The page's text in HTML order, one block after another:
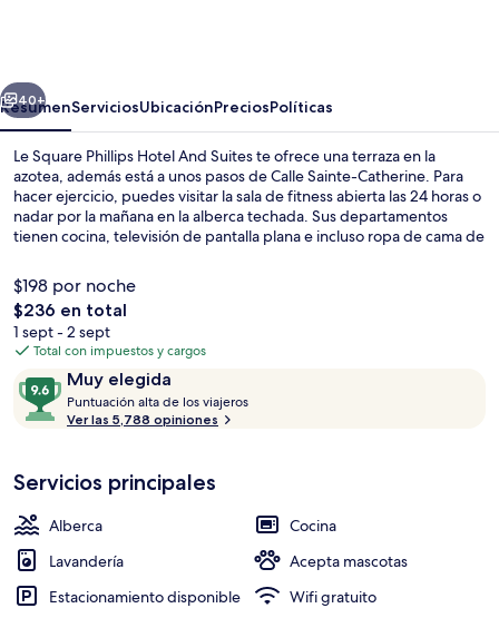
And
Suites
Siguiente
40+
ResumenServiciosUbicaciónPreciosPolíticas
Le Square Phillips Hotel And Suites te ofrece una terraza en la
azotea, además está a unos pasos de Calle Sainte-Catherine. Para
hacer ejercicio, puedes visitar la sala de fitness abierta las 24 horas o
nadar por la mañana en la alberca techada. Sus departamentos
tienen cocina, televisión de pantalla plana e incluso ropa de cama de
propiedad por sus atractivos turísticos, y porque está a una corta
distancia a pie de algunas opciones de transporte público: Estación
de metro de McGill está a 5 minutos y Estación de metro de Square
Victoria está a 5 minutos.
$198 por noche
El
precio
total
de
$236
$236 en total
1 sept - 2 sept
Total con impuestos y cargos
OpinionesMuy elegida
9.6
de
10,
elegida
Puntuación alta de los viajeros
c
ó
Ver las 5,788 opiniones
Servicios principales
Alberca
Cocina
Lavandería
Acepta mascotas
Estacionamiento disponible
Wifi gratuito